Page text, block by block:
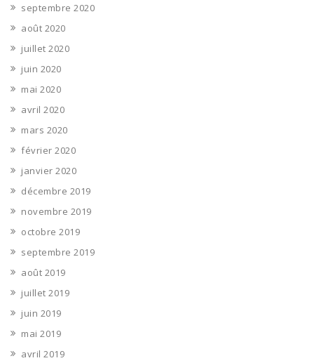
septembre 2020
août 2020
juillet 2020
juin 2020
mai 2020
avril 2020
mars 2020
février 2020
janvier 2020
décembre 2019
novembre 2019
octobre 2019
septembre 2019
août 2019
juillet 2019
juin 2019
mai 2019
avril 2019